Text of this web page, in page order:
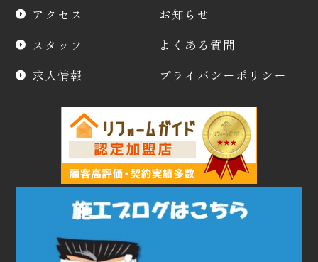
アクセス
スタッフ
求人情報
お知らせ
よくある質問
プライバシーポリシー